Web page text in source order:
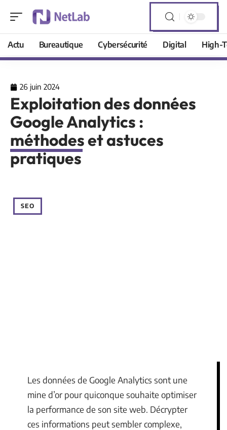
Actu Bureautique Cybersécurité Digital High-
26 juin 2024
Exploitation des données
Google Analytics :
méthodes et astuces
pratiques
SEO
Les données de Google Analytics sont une
mine d’or pour quiconque souhaite optimiser
la performance de son site web. Décrypter
ces informations peut sembler complexe,